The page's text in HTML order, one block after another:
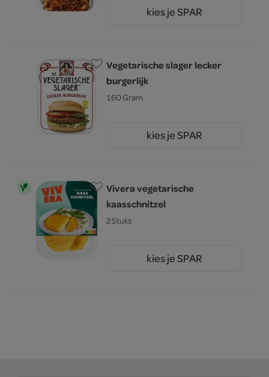
kies je SPAR
Vegetarische slager lecker
burgerlijk
160 Gram
kies je SPAR
Vivera vegetarische
kaasschnitzel
2 Stuks
kies je SPAR